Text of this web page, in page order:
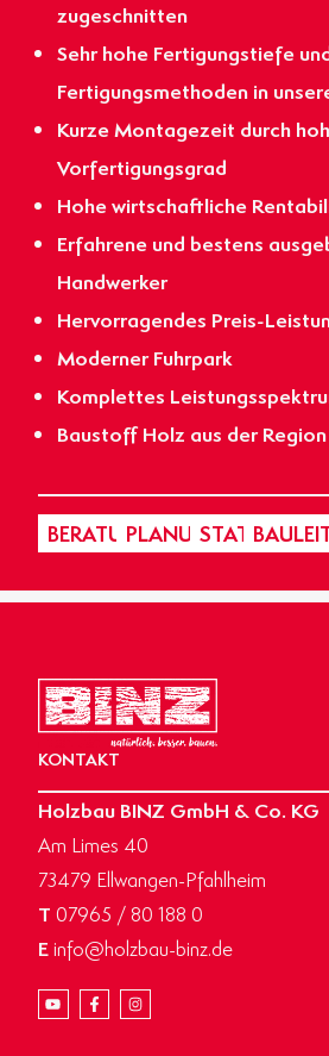
zugeschnitten
Sehr hohe Fertigungstiefe
Fertigungsmethoden in
Kurze Montagezeit durch
Vorfertigungsgrad
Hohe wirtschaftliche
Erfahrene und bestens
Handwerker
Hervorragendes Preis-
Moderner Fuhrpark
Komplettes
Baustoff Holz aus der Region
BERATUNGPLANUNGSTATIK
KONTAKT
Holzbau BINZ GmbH & Co. KG
Am Limes 40
73479 Ellwangen-Pfahlheim
T 07965 / 80 188 0
Einfo@holzbau-binz.de